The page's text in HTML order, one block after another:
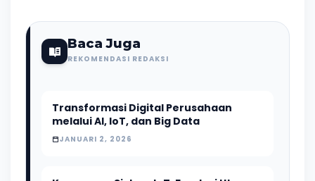
Baca Juga
REKOMENDASI REDAKSI
Transformasi Digital Perusahaan
melalui AI, IoT, dan Big Data
JANUARI 2, 2026